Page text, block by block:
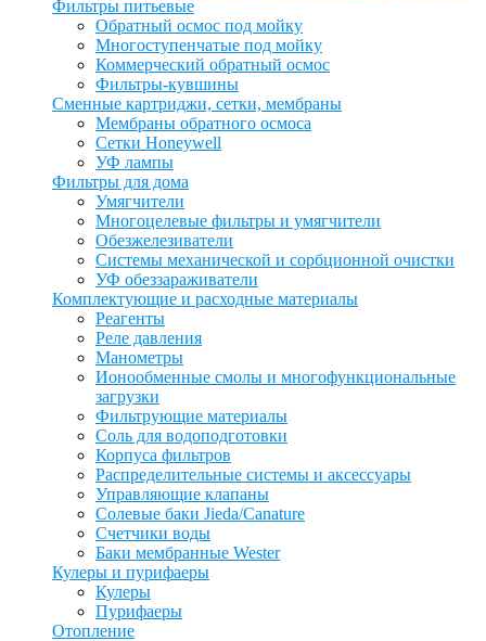
Фильтры питьевые
Обратный осмос под мойку
Многоступенчатые под мойку
Коммерческий обратный осмос
Фильтры-кувшины
Сменные картриджи, сетки, мембраны
Мембраны обратного осмоса
Сетки Honeywell
УФ лампы
Фильтры для дома
Умягчители
Многоцелевые фильтры и умягчители
Обезжелезиватели
Системы механической и сорбционной очистки
УФ обеззараживатели
Комплектующие и расходные материалы
Реагенты
Реле давления
Манометры
Ионообменные смолы и многофункциональные
загрузки
Фильтрующие материалы
Соль для водоподготовки
Корпуса фильтров
Распределительные системы и аксессуары
Управляющие клапаны
Солевые баки Jieda/Canature
Счетчики воды
Баки мембранные Wester
Кулеры и пурифаеры
Кулеры
Пурифаеры
Отопление